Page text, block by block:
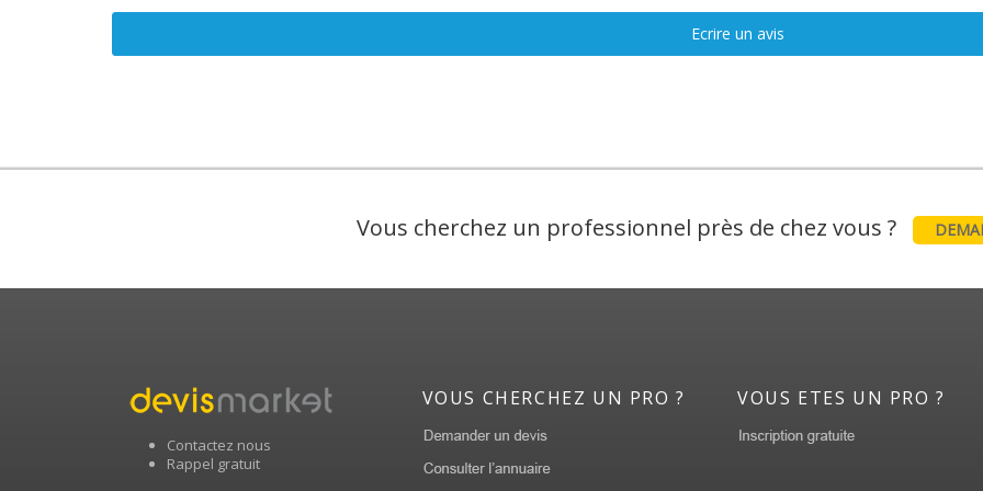
Ecrire un avis
Vous cherchez un professionnel près de chez vous ?
Contactez nous
Rappel gratuit
VOUS CHERCHEZ UN PRO ? VOUS ETES UN PRO ?